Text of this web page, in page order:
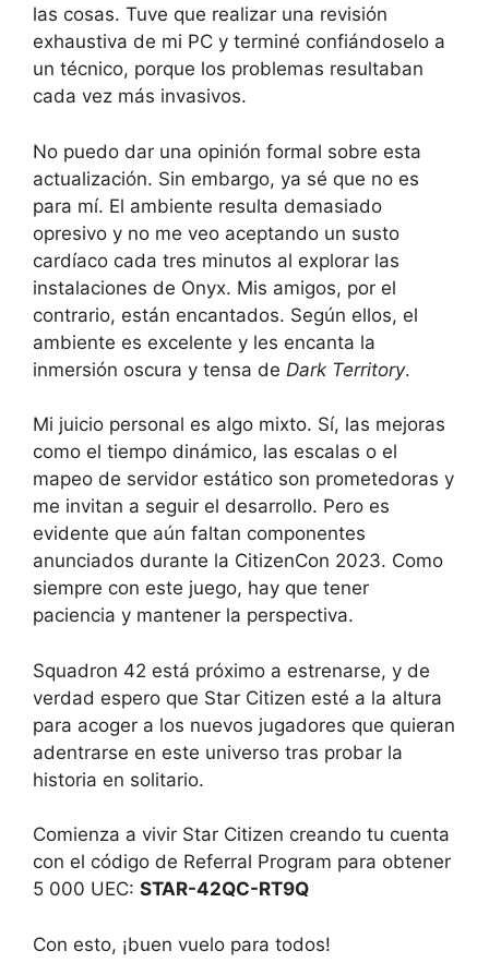
las cosas. Tuve que realizar una revisión
exhaustiva de mi PC y terminé confiándoselo a
un técnico, porque los problemas resultaban
cada vez más invasivos.
No puedo dar una opinión formal sobre esta
actualización. Sin embargo, ya sé que no es
para mí. El ambiente resulta demasiado
opresivo y no me veo aceptando un susto
cardíaco cada tres minutos al explorar las
instalaciones de Onyx. Mis amigos, por el
contrario, están encantados. Según ellos, el
ambiente es excelente y les encanta la
inmersión oscura y tensa de Dark Territory.
Mi juicio personal es algo mixto. Sí, las mejoras
como el tiempo dinámico, las escalas o el
mapeo de servidor estático son prometedoras y
me invitan a seguir el desarrollo. Pero es
evidente que aún faltan componentes
anunciados durante la CitizenCon 2023. Como
siempre con este juego, hay que tener
paciencia y mantener la perspectiva.
Squadron 42 está próximo a estrenarse, y de
verdad espero que Star Citizen esté a la altura
para acoger a los nuevos jugadores que quieran
adentrarse en este universo tras probar la
historia en solitario.
Comienza a vivir Star Citizen creando tu cuenta
con el código de Referral Program para obtener
5 000 UEC: STAR-42QC-RT9Q
Con esto, ¡buen vuelo para todos!